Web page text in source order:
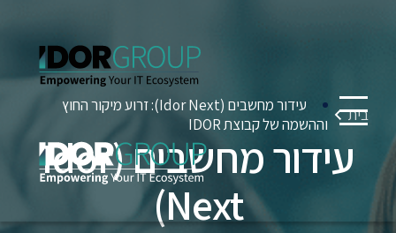
בית
עידור מחשבים (Idor Next): זרוע מיקור החוץ
וההשמה של קבוצת IDOR
עידור מחשבים (Idor
Next)